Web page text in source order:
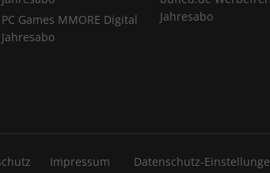
PC Games MMORE Digital
Jahresabo
Jahresabo
Impressum Datenschutz-